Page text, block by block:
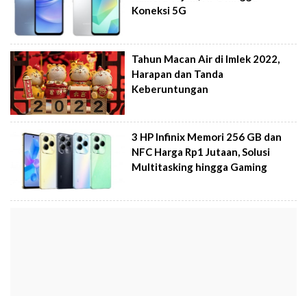
Koneksi 5G
Tahun Macan Air di Imlek 2022,
Harapan dan Tanda
Keberuntungan
3 HP Infinix Memori 256 GB dan
NFC Harga Rp1 Jutaan, Solusi
Multitasking hingga Gaming